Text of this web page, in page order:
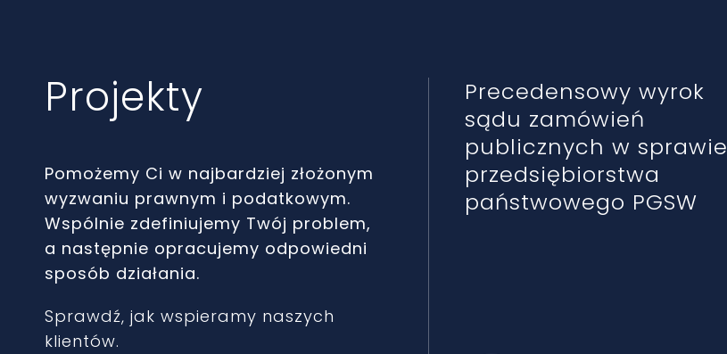
Projekty
Pomożemy Ci w najbardziej złożonym
wyzwaniu prawnym i podatkowym.
Wspólnie zdefiniujemy Twój problem,
a następnie opracujemy odpowiedni
sposób działania.
Sprawdź, jak wspieramy naszych
klientów.
Precedensowy wyrok
sądu zamówień
publicznych w sprawie
przedsiębiorstwa
państwowego PGSW